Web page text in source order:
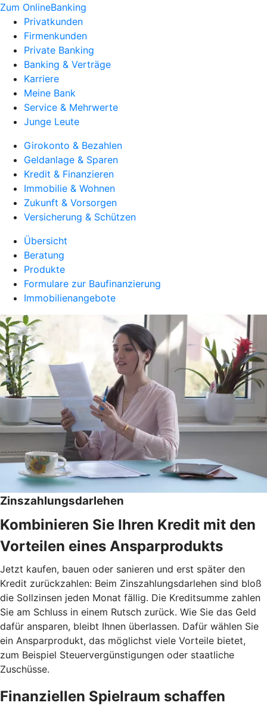
Zum OnlineBanking
Privatkunden
Firmenkunden
Private Banking
Banking & Verträge
Karriere
Meine Bank
Service & Mehrwerte
Junge Leute
Girokonto & Bezahlen
Geldanlage & Sparen
Kredit & Finanzieren
Immobilie & Wohnen
Zukunft & Vorsorgen
Versicherung & Schützen
Übersicht
Beratung
Produkte
Formulare zur Baufinanzierung
Immobilienangebote
Zinszahlungsdarlehen
Kombinieren Sie Ihren Kredit mit den
Vorteilen eines Ansparprodukts
Jetzt kaufen, bauen oder sanieren und erst später den
Kredit zurückzahlen: Beim Zinszahlungsdarlehen sind bloß
die Sollzinsen jeden Monat fällig. Die Kreditsumme zahlen
Sie am Schluss in einem Rutsch zurück. Wie Sie das Geld
dafür ansparen, bleibt Ihnen überlassen. Dafür wählen Sie
ein Ansparprodukt, das möglichst viele Vorteile bietet,
zum Beispiel Steuervergünstigungen oder staatliche
Zuschüsse.
Finanziellen Spielraum schaffen